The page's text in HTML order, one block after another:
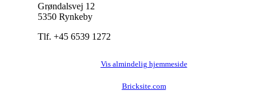
Grøndalsvej 12
5350 Rynkeby
Tlf. +45 6539 1272
Vis almindelig hjemmeside
Bricksite.com